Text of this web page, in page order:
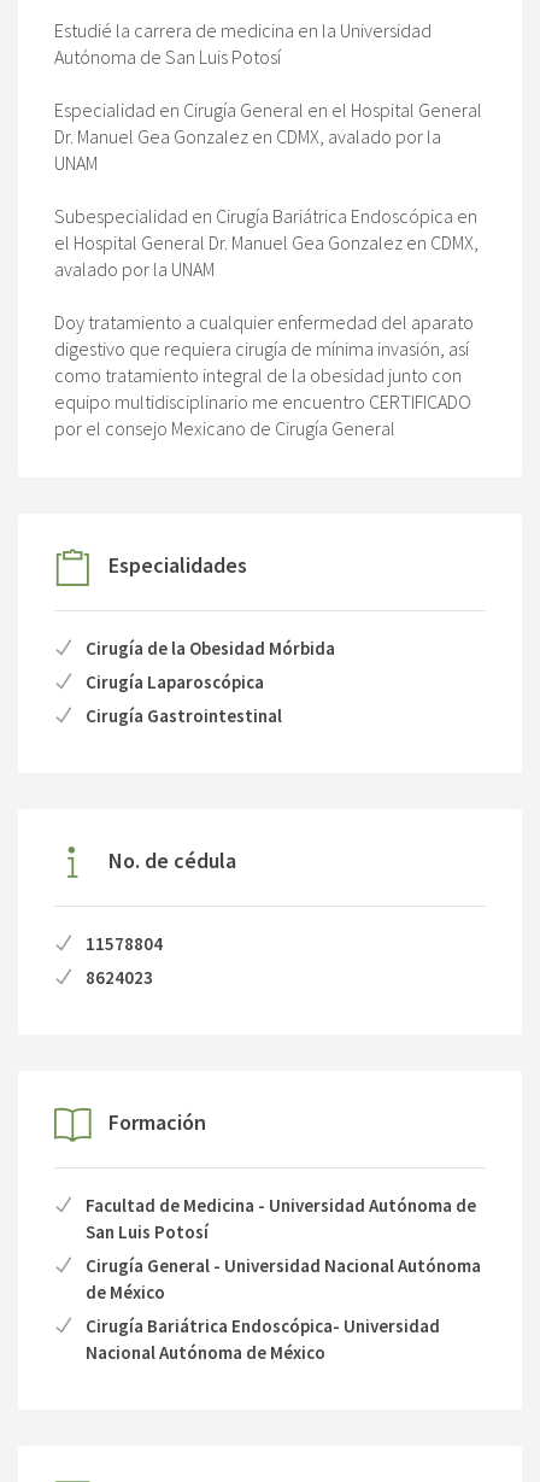
Estudié la carrera de medicina en la Universidad
Autónoma de San Luis Potosí
Especialidad en Cirugía General en el Hospital General
Dr. Manuel Gea Gonzalez en CDMX, avalado por la
UNAM
Subespecialidad en Cirugía Bariátrica Endoscópica en
el Hospital General Dr. Manuel Gea Gonzalez en CDMX,
avalado por la UNAM
Doy tratamiento a cualquier enfermedad del aparato
digestivo que requiera cirugía de mínima invasión, así
como tratamiento integral de la obesidad junto con
equipo multidisciplinario me encuentro CERTIFICADO
por el consejo Mexicano de Cirugía General
Especialidades
Cirugía de la Obesidad Mórbida
Cirugía Laparoscópica
Cirugía Gastrointestinal
No. de cédula
11578804
8624023
Formación
Facultad de Medicina - Universidad Autónoma de
San Luis Potosí
Cirugía General - Universidad Nacional Autónoma
de México
Cirugía Bariátrica Endoscópica- Universidad
Nacional Autónoma de México